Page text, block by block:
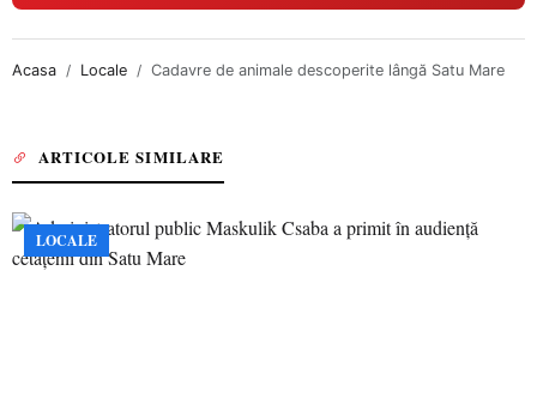
Acasa Locale Cadavre de animale descoperite lângă Satu Mare
ARTICOLE SIMILARE
LOCALE